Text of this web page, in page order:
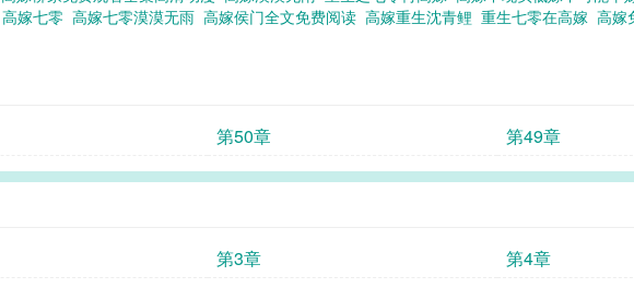
高嫁七零 高嫁七零漠漠无雨 高嫁侯门全文免费阅读 高嫁重生沈青鲤 重生七零在高嫁 高嫁
第50章 第49章
第3章
第4章